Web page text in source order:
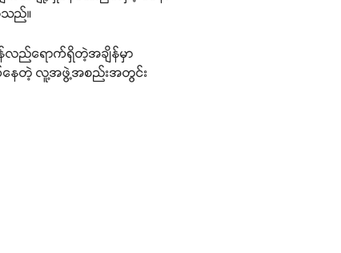
သည်။
လည်ရောက်ရှိတဲ့အချိန်မှာ
က်နေတဲ့ လူ့အဖွဲ့အစည်းအတွင်း